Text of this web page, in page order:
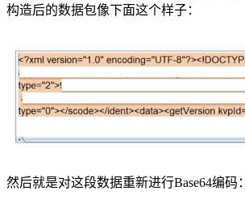
构造后的数据包像下面这个样子：
然后就是对这段数据重新进行Base64编码：